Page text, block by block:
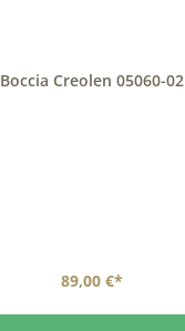
Boccia Creolen 05060-02
89,00 €*